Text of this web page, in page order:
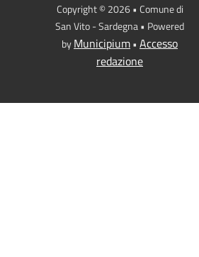
Copyright © 2026 • Comune di
San Vito - Sardegna • Powered
byMunicipium• Accesso
redazione